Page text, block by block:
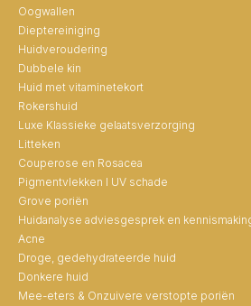
Oogwallen
Dieptereiniging
Huidveroudering
Dubbele kin
Huid met vitaminetekort
Rokershuid
Luxe Klassieke gelaatsverzorging
Litteken
Couperose en Rosacea
Pigmentvlekken I UV schade
Grove poriën
Huidanalyse adviesgesprek en
Acne
Droge, gedehydrateerde huid
Donkere huid
Mee-eters & Onzuivere verstopte poriën